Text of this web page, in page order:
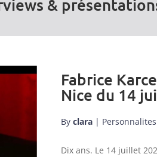
&
Fabrice
Nice du 14
By clara | Personnalites
Dix ans. Le 14 juillet